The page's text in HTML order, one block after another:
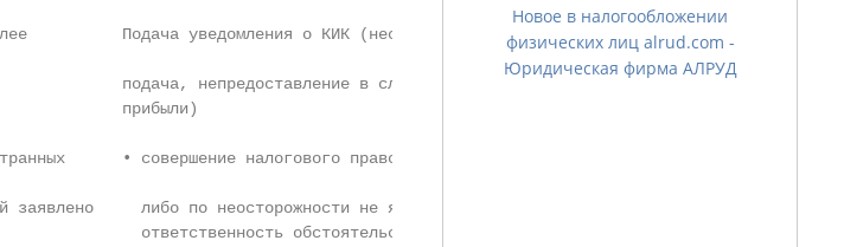
Подача уведомления о КИК (несвоевременная
подача, непредоставление в случае отсутствия
прибыли)
• совершение налогового правонарушения неумышленно
либо по неосторожности не является смягчающим
ответственность обстоятельством;